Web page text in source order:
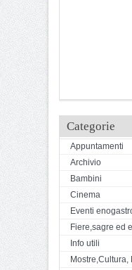
Categorie
Appuntamenti
Archivio
Bambini
Cinema
Eventi
Fiere,sagre ed
Info utili
Mostre,Cultura,